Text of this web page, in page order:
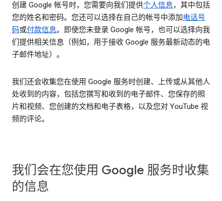
创建 Google 帐号时，您需要向我们提供个人信息，其中包括
您的姓名和密码。您还可以选择在自己的帐号中添加电话号
码或付款信息。即使您未登录 Google 帐号，也可以选择向我
们提供相关信息（例如，用于接收 Google 服务最新动态的电
子邮件地址）。
我们还会收集您在使用 Google 服务时创建、上传或从其他人
处收到的内容，包括您撰写和收到的电子邮件、您保存的照
片和视频、您创建的文档和电子表格，以及您对 YouTube 视
频的评论。
我们会在您使用 Google 服务时收集
的信息